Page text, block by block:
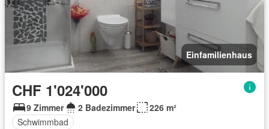
Einfamilienhaus
CHF 1'024'000
9 Zimmer 2 Badezimmer
226 m²
Schwimmbad